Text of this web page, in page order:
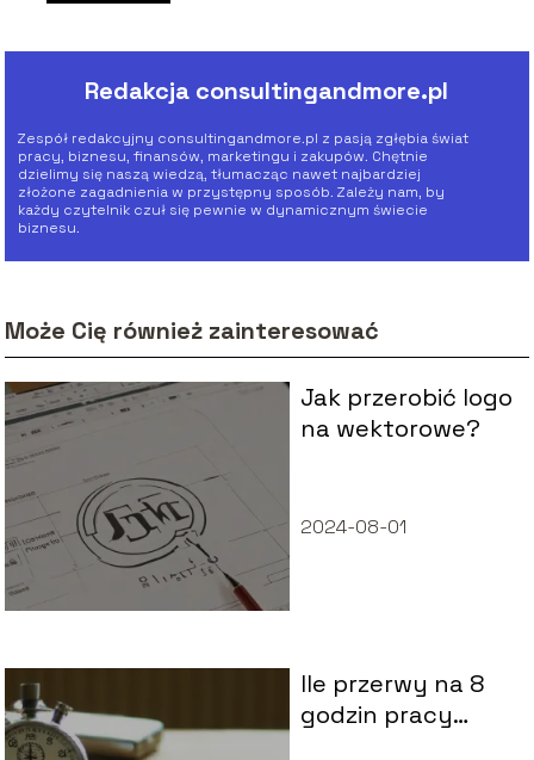
Redakcja consultingandmore.pl
Zespół redakcyjny consultingandmore.pl z pasją zgłębia świat
pracy, biznesu, finansów, marketingu i zakupów. Chętnie
dzielimy się naszą wiedzą, tłumacząc nawet najbardziej
złożone zagadnienia w przystępny sposób. Zależy nam, by
każdy czytelnik czuł się pewnie w dynamicznym świecie
biznesu.
Może Cię również zainteresować
Jak przerobić logo
na wektorowe?
2024-08-01
Ile przerwy na 8
godzin pracy